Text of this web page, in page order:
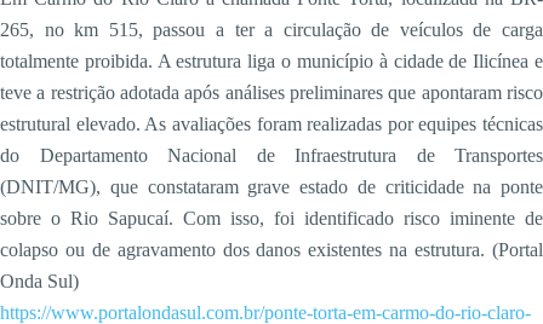
265, no km 515, passou a ter a circulação de veículos de carga
totalmente proibida. A estrutura liga o município à cidade de Ilicínea e
teve a restrição adotada após análises preliminares que apontaram risco
estrutural elevado. As avaliações foram realizadas por equipes técnicas
do Departamento Nacional de Infraestrutura de Transportes
(DNIT/MG), que constataram grave estado de criticidade na ponte
sobre o Rio Sapucaí. Com isso, foi identificado risco iminente de
colapso ou de agravamento dos danos existentes na estrutura. (Portal
Onda Sul)
https://www.portalondasul.com.br/ponte-torta-em-carmo-do-rio-claro-